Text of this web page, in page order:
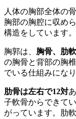
人体の胸部全体の
胸部の胸腔に収め
構造をしています。
胸郭は、 胸骨、肋
の胸骨と背部の胸
でいる仕組みになり
肋骨は左右で12対
子軟骨からできて
がっています。肋